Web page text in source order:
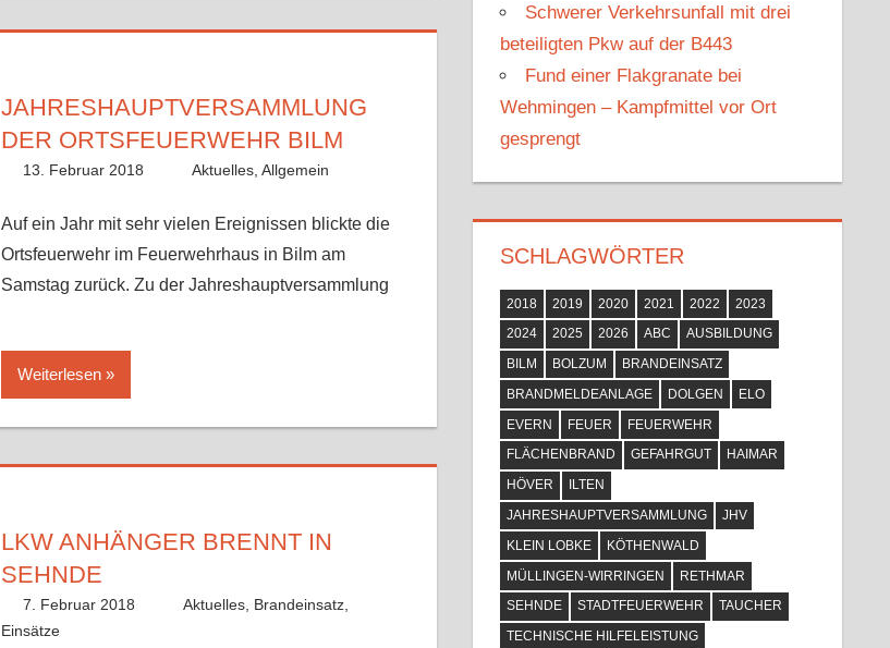
JAHRESHAUPTVERSAMMLUNG
DER ORTSFEUERWEHR BILM
13. Februar 2018 Fabian
Aktuelles ,Allgemein
Auf ein Jahr mit sehr vielen Ereignissen blickte die
Ortsfeuerwehr im Feuerwehrhaus in Bilm am
Samstag zurück. Zu der Jahreshauptversammlung
Weiterlesen
LKW ANHÄNGER BRENNT IN
SEHNDE
7. Februar 2018 Fabian
Aktuelles Brandeinsatz
Einsätze
Schwerer Verkehrsunfall mit drei
beteiligten Pkw auf der B443
Fund einer Flakgranate bei
Wehmingen – Kampfmittel vor Ort
gesprengt
SCHLAGWÖRTER
2018 2019 2020 2021 2022
2023
2024
2025 2026 ABC
AUSBILDUNG
BILM
BOLZUM
BRANDEINSATZ
BRANDMELDEANLAGE
DOLGEN
ELO
EVERN
FEUER
FEUERWEHR
FLÄCHENBRAND
GEFAHRGUT
HAIMAR
HÖVER
ILTEN
JAHRESHAUPTVERSAMMLUNG
JHV
KLEIN LOBKE
KÖTHENWALD
MÜLLINGEN-WIRRINGEN
RETHMAR
SEHNDE
STADTFEUERWEHR
TAUCHER
TECHNISCHE HILFELEISTUNG